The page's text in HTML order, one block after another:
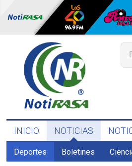
INICIO NOTICIAS
Deportes Boletines